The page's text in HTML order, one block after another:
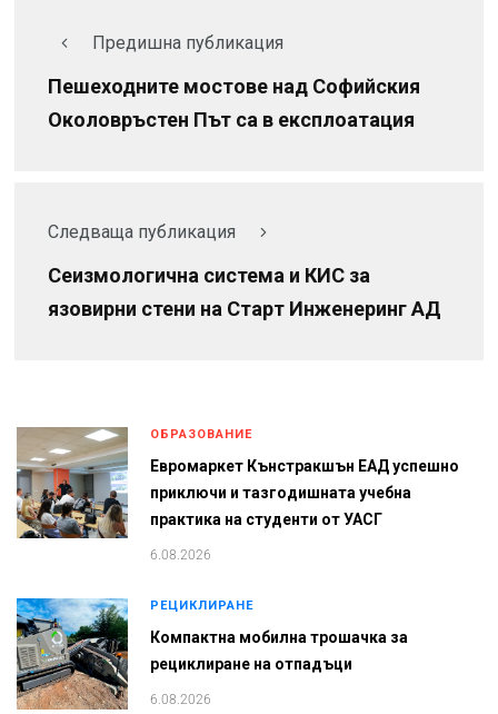
Предишна публикация
Пешеходните мостове над Софийския
Околовръстен Път са в експлоатация
Следваща публикация
Сеизмологична система и КИС за
язовирни стени на Старт Инженеринг АД
ОБРАЗОВАНИЕ
Евромаркет Кънстракшън ЕАД успешно
приключи и тазгодишната учебна
практика на студенти от УАСГ
6.08.2026
РЕЦИКЛИРАНЕ
Компактна мобилна трошачка за
рециклиране на отпадъци
6.08.2026